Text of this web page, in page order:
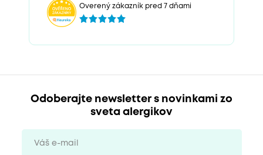
Overený zákazník pred 7 dňami
Odoberajte newsletter s novinkami zo
sveta alergikov